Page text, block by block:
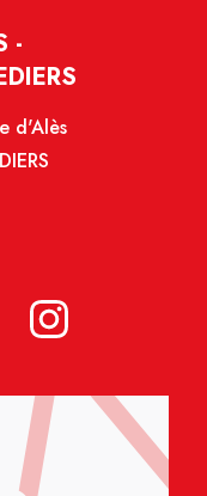
-
d'Alès